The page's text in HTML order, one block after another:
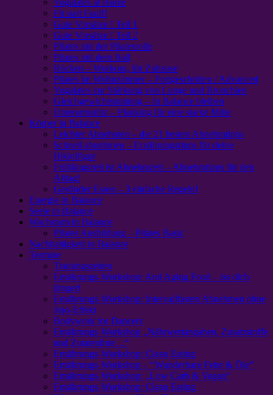
Fit statt Faul!!
Gute Vorsätze ! Teil 1
Gute Vorsätze ! Teil 2
Pilates mit der Pilatesrolle
Pilates mit dem Ball
Rücken – Workout, für Zuhause
Pilates im Wohnzimmer – Fortgeschritten / Advanced
Yogalates zur Stärkung von Lunge und Bronchien
Gleichgewichtstraining – In Balance bleiben
Unterarmstütz – Planking für eine starke Mitte
Körper in Balance
Leichter Abnehmen – die 21 besten Abnehmtipps
Schnell abnehmen – Ernährungstipps für deine
Bikinifigur
Frühlingszeit ist Abnehmzeit – Abnehmtipps für den
Alltag!
Gesünder Essen – 3 einfache Regeln!
Energie in Balance
Seele in Balance
Wachstum in Balance
Pilates Ausbildung – Pilates Basic
Nachhaltigkeit in Balance
Termine
Trainingszeiten
Ernährungs-Workshop: Anti Aging Food – iss dich
jünger!
Ernährungs-Workshop: Intervallfasten Abnehmen ohne
Jojo-Effekt
Bodywork for Dancers
Ernährungs-Workshop „Nährwertangaben, Zusatzstoffe
und Zutatenliste…“
Ernährungs-Workshop: Clean Eating
Ernährungs-Workshop – “Wunderbare Fette & Öle”
Ernährungs-Workshop: „Low Carb & Vegan“
Ernährungs-Workshop: Clean Eating